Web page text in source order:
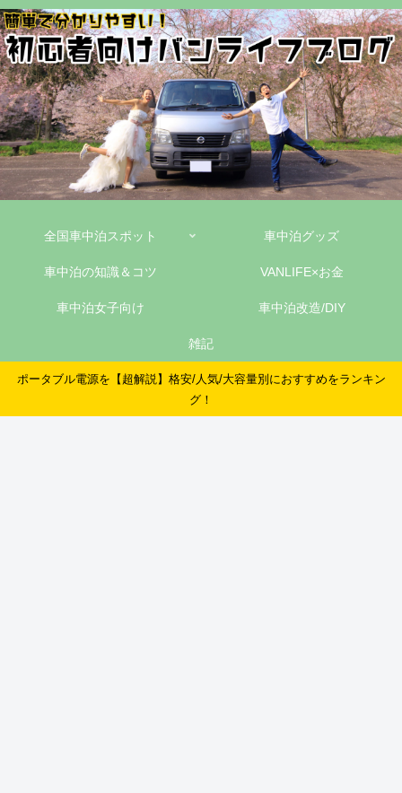
全国車中泊スポット 車中泊グッズ
車中泊の知識＆コツ VANLIFE×お金
車中泊女子向け 車中泊改造/DIY
雑記
ポータブル電源を【超解説】格安/人気/大容量別におすすめをランキン
グ！